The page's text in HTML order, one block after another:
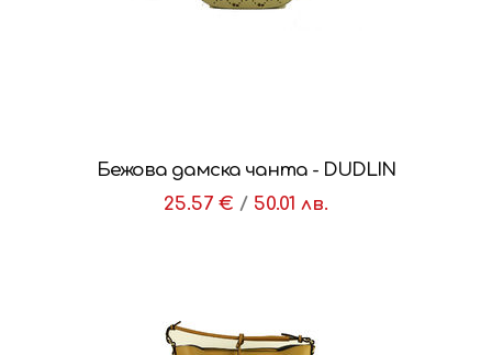
Бежова дамска чанта - DUDLIN
25.57 € / 50.01 лв.